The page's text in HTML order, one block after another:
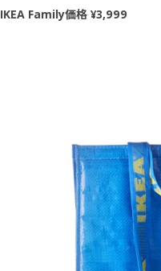
IKEA Family価格 ¥3,999